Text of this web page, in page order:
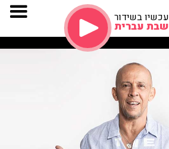
עכשיו בשידור
שבת עברית